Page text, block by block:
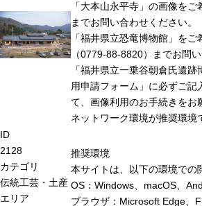
ID
2128
カテゴリ
伝統工芸・土産
エリア
「大本山永平寺」の画像を
までお問い合わせください。
「福井県立恐竜博物館」を
（0779-88-8820）までお問
「福井県立一乗谷朝倉氏遺
用申請フォーム」に必ずご
て、画像利用のお手続きをお
ネットワーク環境が推奨環境
推奨環境
本サイトは、以下の環境での
OS：Windows、macOS、
ブラウザ：Microsoft Edge、